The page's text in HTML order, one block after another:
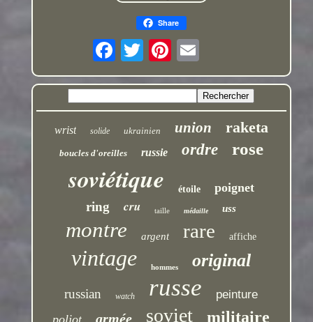
Share
wrist solide ukrainien union raketa
boucles d'oreilles russie ordre rose
soviétique étoile poignet
ring cru taille médaille uss
montre argent rare affiche
vintage hommes original
russian watch russe peinture
armée soviet militaire